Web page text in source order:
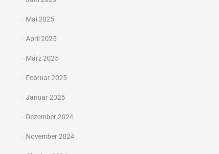
Mai 2025
April 2025
März 2025
Februar 2025
Januar 2025
Dezember 2024
November 2024